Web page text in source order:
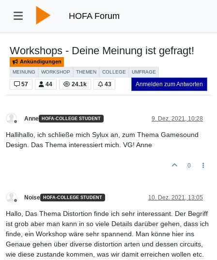
HOFA Forum
Workshops - Deine Meinung ist gefragt!
Ankündigungen
MEINUNG WORKSHOP THEMEN COLLEGE UMFRAGE
57 44 24.1k 43 Anmelden zum Antworten
Anne HOFA-COLLEGE STUDENT 9. Dez. 2021, 10:28
Hallihallo, ich schließe mich Sylux an, zum Thema Gamesound
Design. Das Thema interessiert mich. VG! Anne
0
Noise HOFA-COLLEGE STUDENT 10. Dez. 2021, 13:05
Hallo, Das Thema Distortion finde ich sehr interessant. Der Begriff
ist grob aber man kann in so viele Details darüber gehen, dass ich
finde, ein Workshop wäre sehr spannend. Man könne hier ins
Genaue gehen über diverse distortion arten und dessen circuits,
wie diese zustande kommen, was wir damit erreichen wollen etc.